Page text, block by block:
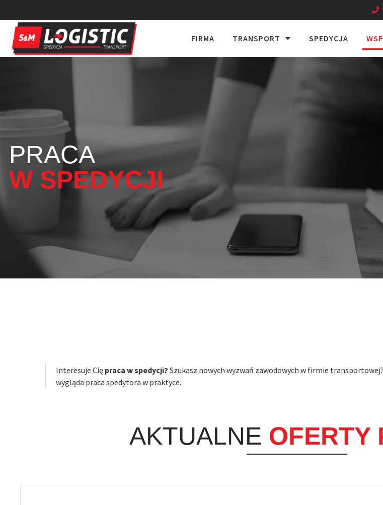
FIRMA TRANSPORT SPEDYCJA
PRACA
W SPEDYCJI
Interesuje Cię praca w spedycji? Szukasz nowych wyzwań zawodowych w firmie
wygląda praca spedytora w praktyce.
AKTUALNE OFERTY